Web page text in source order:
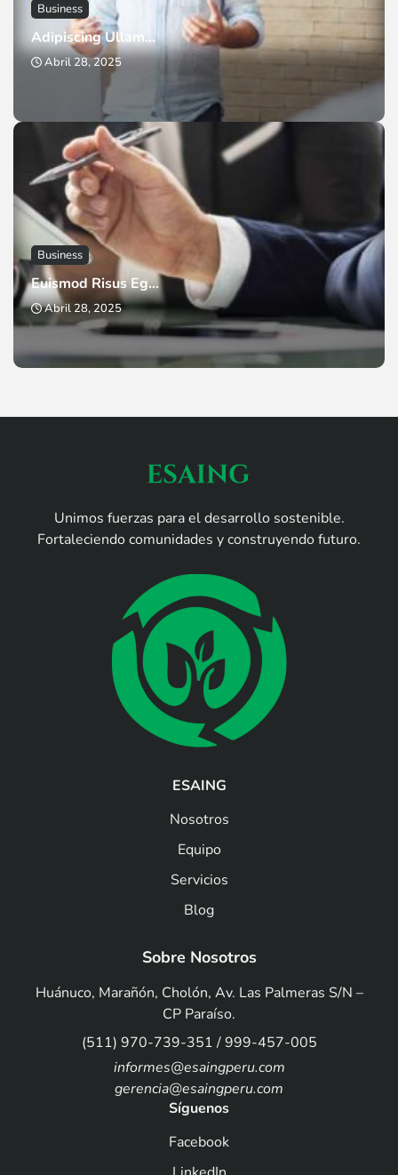
Business
Adipiscing Ullam...
Abril 28, 2025
Business
Euismod Risus Eg...
Abril 28, 2025
Unimos fuerzas para el desarrollo sostenible.
Fortaleciendo comunidades y construyendo futuro.
ESAING
Nosotros
Equipo
Servicios
Blog
Sobre Nosotros
Huánuco, Marañón, Cholón, Av. Las Palmeras S/N –
CP Paraíso.
(511) 970-739-351 / 999-457-005
informes@esaingperu.com
gerencia@esaingperu.com
Síguenos
Facebook